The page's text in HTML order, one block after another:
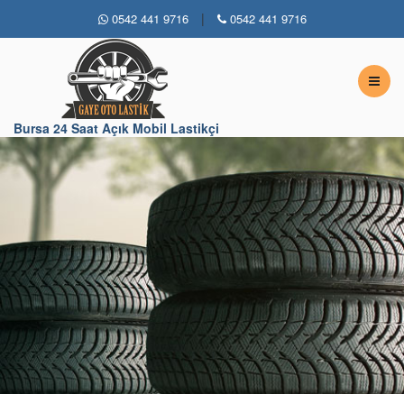
0542 441 9716 | 0542 441 9716
Bursa 24 Saat Açık Mobil Lastikçi